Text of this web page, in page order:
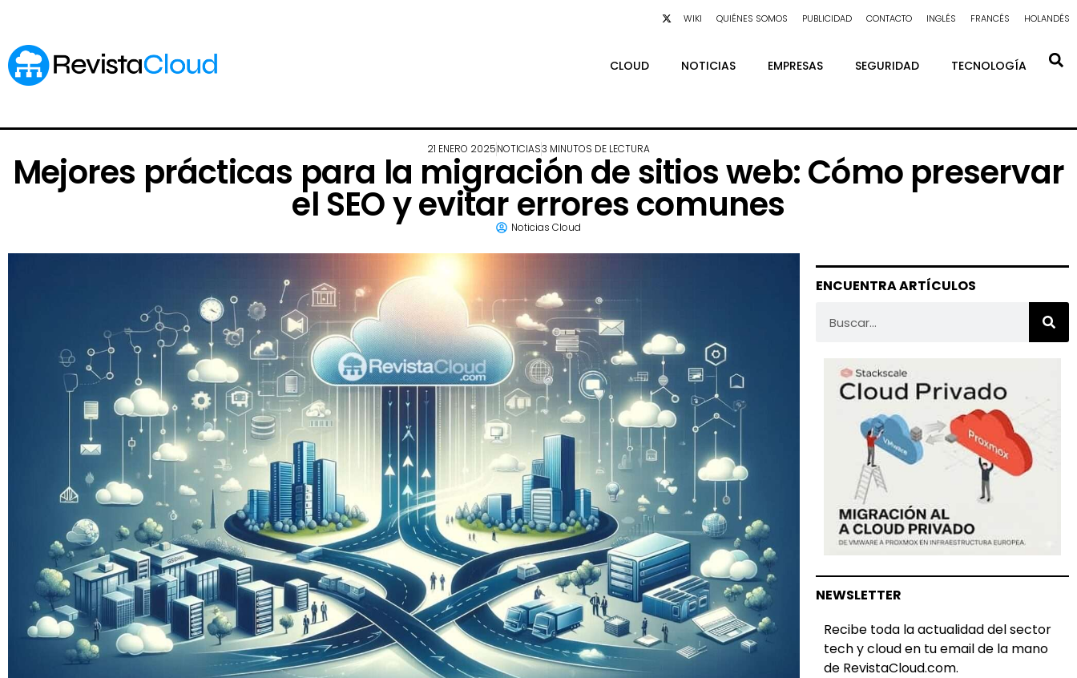
WIKI QUIÉNES SOMOS PUBLICIDAD CONTACTO INGLÉS FRANCÉS HOLANDÉS
CLOUD NOTICIAS EMPRESAS SEGURIDAD TECNOLOGÍA
21 ENERO 2025NOTICIAS3 MINUTOS DE LECTURA
Mejores prácticas para la migración de sitios web: Cómo preservar
el SEO y evitar errores comunes
Noticias Cloud
ENCUENTRA ARTÍCULOS
NEWSLETTER
Recibe toda la actualidad del sector
tech y cloud en tu email de la mano
de RevistaCloud.com.